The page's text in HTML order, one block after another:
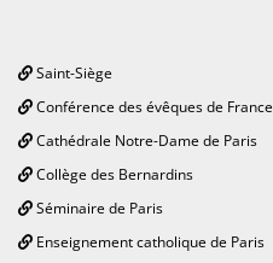
Saint-Siège
Conférence des évêques de France
Cathédrale Notre-Dame de Paris
Collège des Bernardins
Séminaire de Paris
Enseignement catholique de Paris